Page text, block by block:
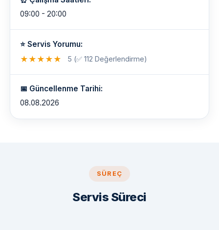
09:00 - 20:00
⭐ Servis Yorumu:
★ ★ ★ ★ ★ 5 (✅ 112 Değerlendirme)
📅 Güncellenme Tarihi:
08.08.2026
SÜREÇ
Servis Süreci